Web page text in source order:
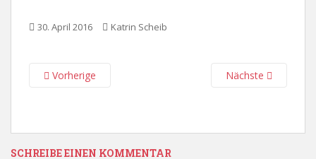
30. April 2016 Katrin Scheib
Vorherige Nächste
SCHREIBE EINEN KOMMENTAR